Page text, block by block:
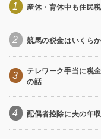
1 産休・育休中も住民
2 競馬の税金はいくら
3
テレワーク手当に税
の話
4 配偶者控除に夫の年